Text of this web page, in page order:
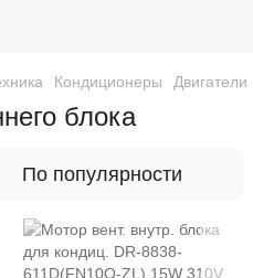
Кондиционеры Двигатели
блока
По популярности